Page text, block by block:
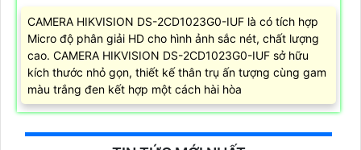
CAMERA HIKVISION DS-2CD1023G0-IUF là có tích hợp
Micro độ phân giải HD cho hình ảnh sắc nét, chất lượng
cao. CAMERA HIKVISION DS-2CD1023G0-IUF sở hữu
kích thước nhỏ gọn, thiết kế thân trụ ấn tượng cùng gam
màu trắng đen kết hợp một cách hài hòa